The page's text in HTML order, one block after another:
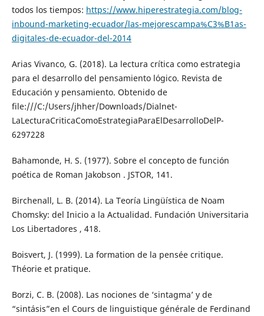
todos los tiempos: https://www.hiperestrategia.com/blog-
inbound-marketing-ecuador/las-mejorescampa%C3%B1as-
digitales-de-ecuador-del-2014
Arias Vivanco, G. (2018). La lectura crítica como estrategia
para el desarrollo del pensamiento lógico. Revista de
Educación y pensamiento. Obtenido de
file:///C:/Users/jhher/Downloads/Dialnet-
LaLecturaCriticaComoEstrategiaParaElDesarrolloDelP-
6297228
Bahamonde, H. S. (1977). Sobre el concepto de función
poética de Roman Jakobson . JSTOR, 141.
Birchenall, L. B. (2014). La Teoría Lingüística de Noam
Chomsky: del Inicio a la Actualidad. Fundación Universitaria
Los Libertadores , 418.
Boisvert, J. (1999). La formation de la pensée critique.
Théorie et pratique.
Borzi, C. B. (2008). Las nociones de ‘sintagma’ y de
“sintásis”en el Cours de linguistique générale de Ferdinand